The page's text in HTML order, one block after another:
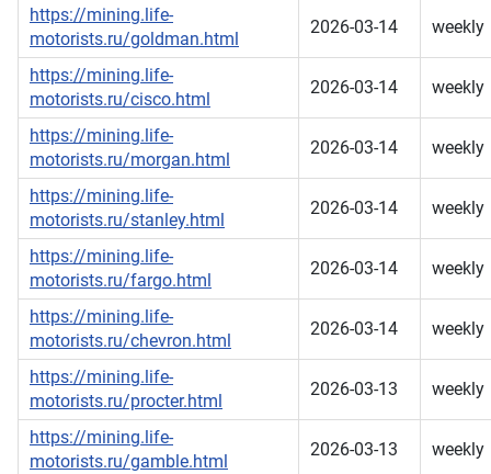
https://mining.life-
motorists.ru/goldman.html
2026-03-14 weekly
https://mining.life-
motorists.ru/cisco.html
2026-03-14 weekly
https://mining.life-
motorists.ru/morgan.html
2026-03-14 weekly
https://mining.life-
motorists.ru/stanley.html
2026-03-14 weekly
https://mining.life-
motorists.ru/fargo.html
2026-03-14 weekly
https://mining.life-
motorists.ru/chevron.html
2026-03-14 weekly
https://mining.life-
motorists.ru/procter.html
2026-03-13 weekly
https://mining.life-
motorists.ru/gamble.html
2026-03-13 weekly